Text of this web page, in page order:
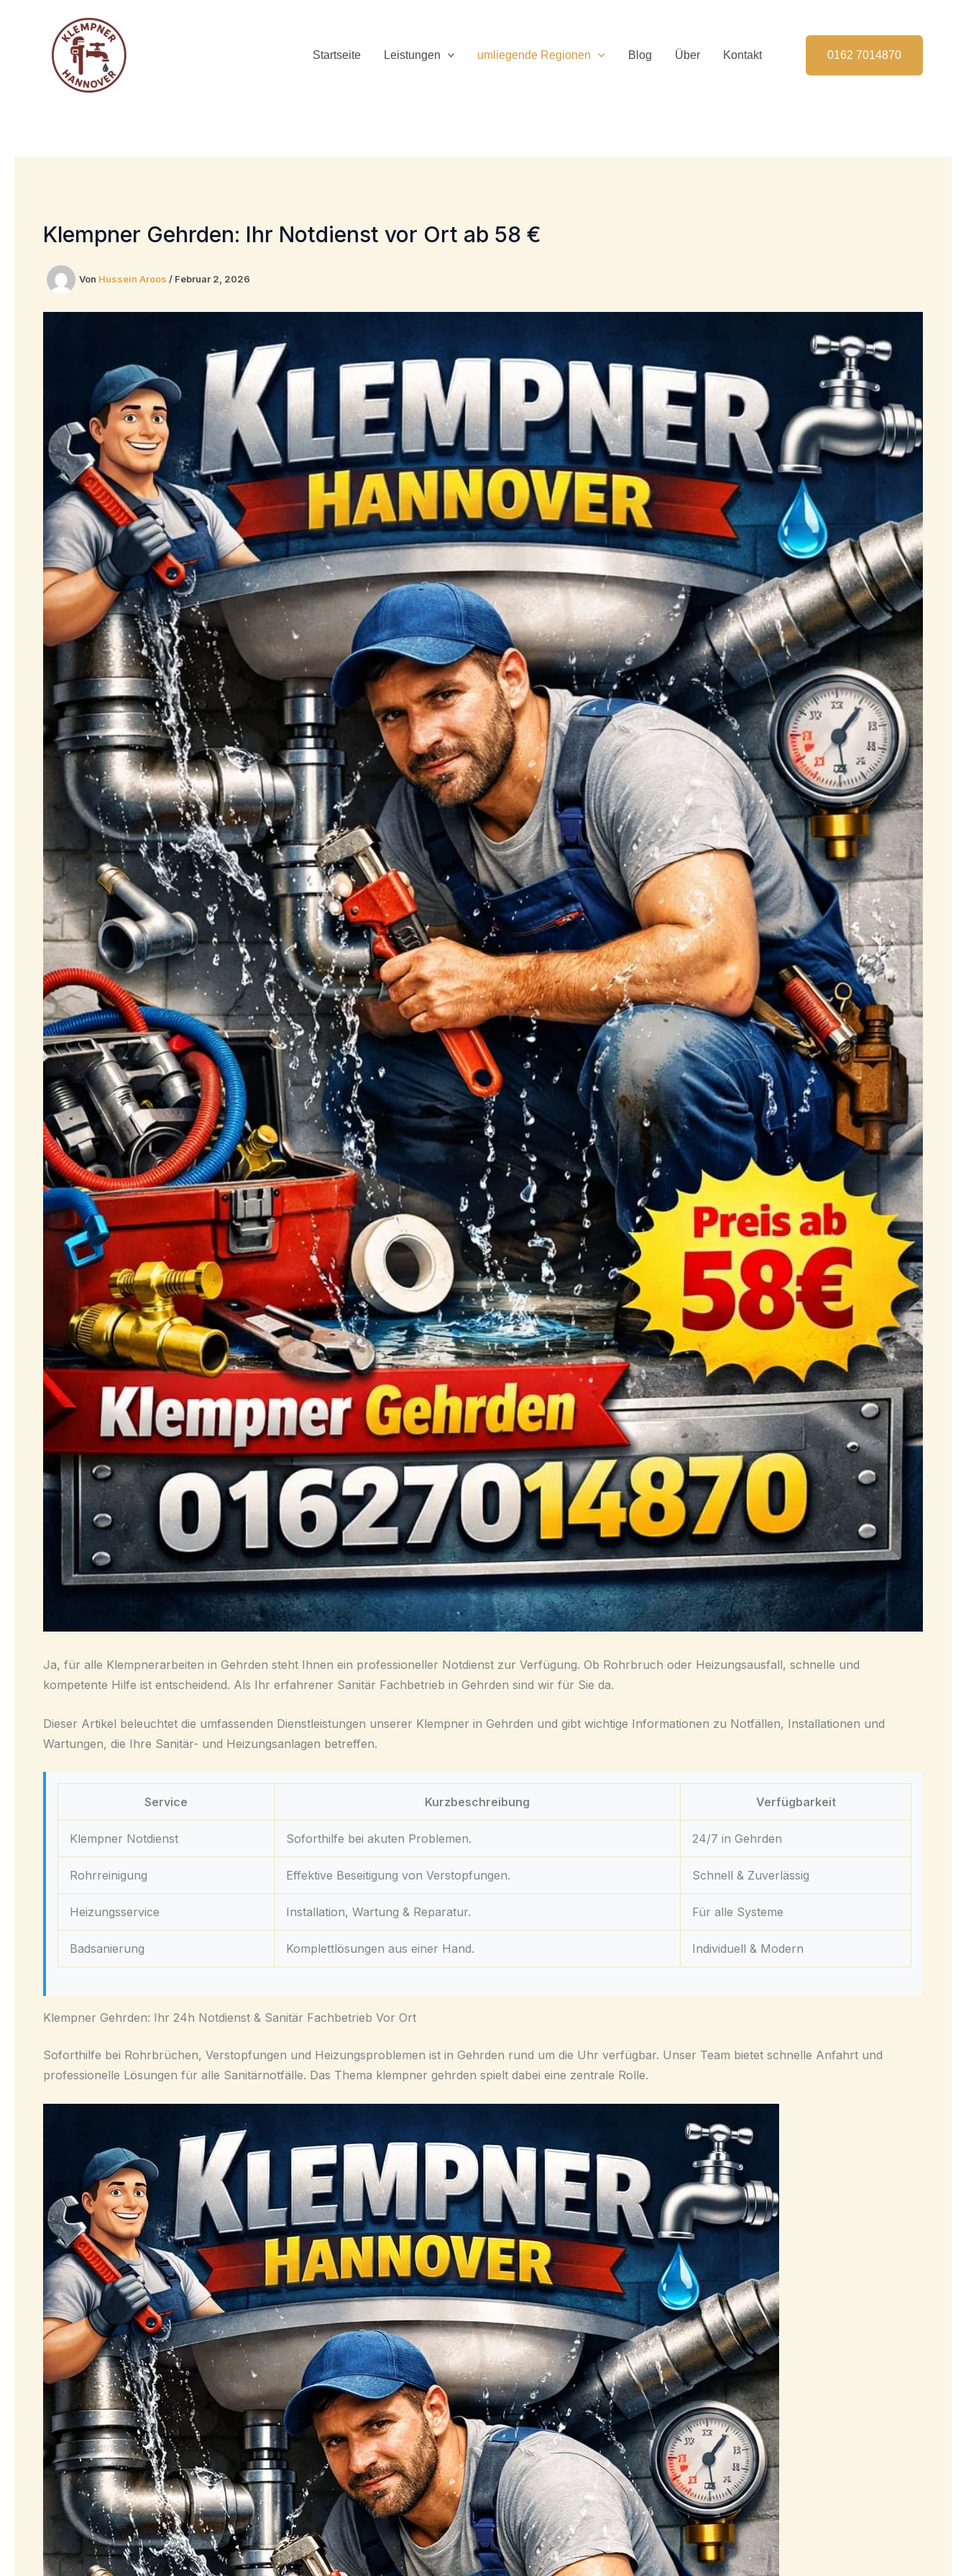
Startseite Leistungen umliegende Regionen Blog Über Kontakt 0162 7014870
Klempner Gehrden: Ihr Notdienst vor Ort ab 58 €
Von Hussein Aroos / Februar 2, 2026
Ja, für alle Klempnerarbeiten in Gehrden steht Ihnen ein professioneller Notdienst zur Verfügung. Ob Rohrbruch oder Heizungsausfall, schnelle und
kompetente Hilfe ist entscheidend. Als Ihr erfahrener Sanitär Fachbetrieb in Gehrden sind wir für Sie da.
Dieser Artikel beleuchtet die umfassenden Dienstleistungen unserer Klempner in Gehrden und gibt wichtige Informationen zu Notfällen, Installationen und
Wartungen, die Ihre Sanitär- und Heizungsanlagen betreffen.
Service Kurzbeschreibung Verfügbarkeit
Klempner Notdienst Soforthilfe bei akuten Problemen. 24/7 in Gehrden
Rohrreinigung Effektive Beseitigung von Verstopfungen. Schnell & Zuverlässig
Heizungsservice Installation, Wartung & Reparatur. Für alle Systeme
Badsanierung Komplettlösungen aus einer Hand. Individuell & Modern
Klempner Gehrden: Ihr 24h Notdienst & Sanitär Fachbetrieb Vor Ort
Soforthilfe bei Rohrbrüchen, Verstopfungen und Heizungsproblemen ist in Gehrden rund um die Uhr verfügbar. Unser Team bietet schnelle Anfahrt und
professionelle Lösungen für alle Sanitärnotfälle. Das Thema klempner gehrden spielt dabei eine zentrale Rolle.